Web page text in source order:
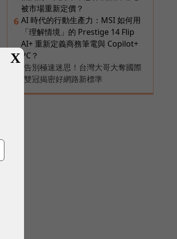
被市場重新定價？
6 AI 時代的行動生產力：MSI 如何用
「理解情境」的 Prestige 14 Flip
AI+ 重新定義商務筆電與 Copilot+
PC？
告別極速迷思！台灣大哥大奪國際
雙冠揭密好網路新標準
X